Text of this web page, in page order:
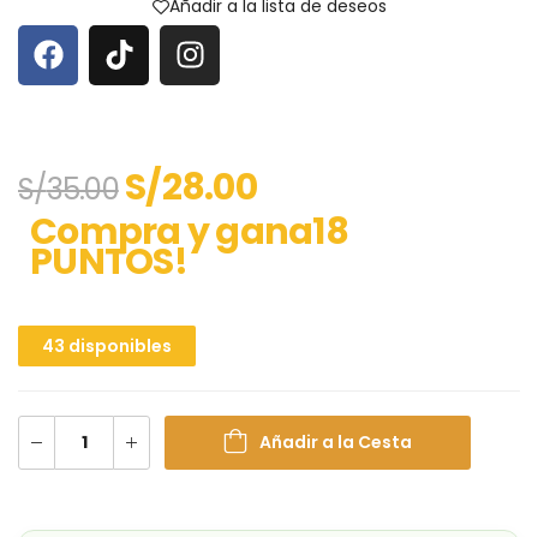
Añadir a la lista de deseos
S/35.00S/28.00
Compra y gana18
PUNTOS!
43 disponibles
Añadir a la Cesta